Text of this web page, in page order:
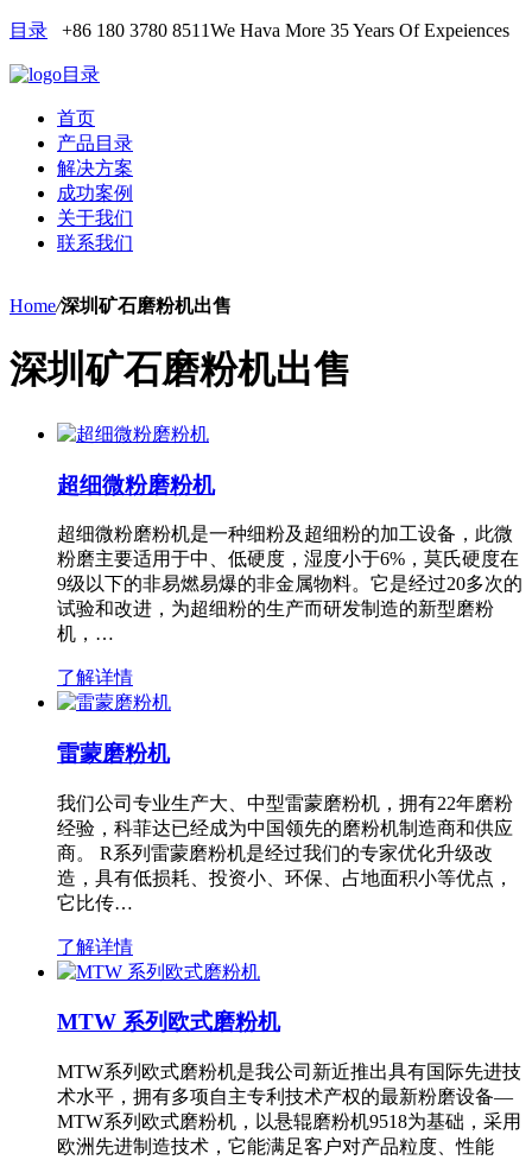
目录 +86 180 3780 8511We Hava More 35 Years Of Expeiences
目录
首页
产品目录
解决方案
成功案例
关于我们
联系我们
Home/深圳矿石磨粉机出售
深圳矿石磨粉机出售
超细微粉磨粉机
超细微粉磨粉机是一种细粉及超细粉的加工设备，此微
粉磨主要适用于中、低硬度，湿度小于6%，莫氏硬度在
9级以下的非易燃易爆的非金属物料。它是经过20多次的
试验和改进，为超细粉的生产而研发制造的新型磨粉
机，…
了解详情
雷蒙磨粉机
我们公司专业生产大、中型雷蒙磨粉机，拥有22年磨粉
经验，科菲达已经成为中国领先的磨粉机制造商和供应
商。 R系列雷蒙磨粉机是经过我们的专家优化升级改
造，具有低损耗、投资小、环保、占地面积小等优点，
它比传…
了解详情
MTW 系列欧式磨粉机
MTW系列欧式磨粉机是我公司新近推出具有国际先进技
术水平，拥有多项自主专利技术产权的最新粉磨设备—
MTW系列欧式磨粉机，以悬辊磨粉机9518为基础，采用
欧洲先进制造技术，它能满足客户对产品粒度、性能